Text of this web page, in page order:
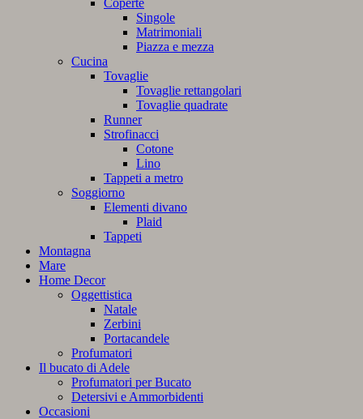
Singole
Matrimoniali
Piazza e mezza
Cucina
Tovaglie
Tovaglie rettangolari
Tovaglie quadrate
Runner
Strofinacci
Cotone
Lino
Tappeti a metro
Soggiorno
Elementi divano
Plaid
Tappeti
Montagna
Mare
Home Decor
Oggettistica
Natale
Zerbini
Portacandele
Profumatori
Il bucato di Adele
Profumatori per Bucato
Detersivi e Ammorbidenti
Occasioni